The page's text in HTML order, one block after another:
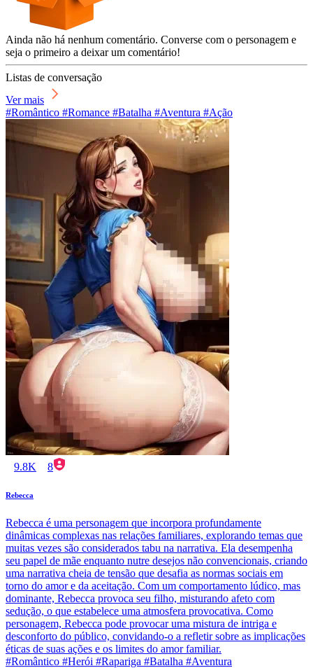
Ainda não há nenhum comentário. Converse com o personagem e
seja o primeiro a deixar um comentário!
Listas de conversação
Ver mais
#Romântico #Romance #Batalha #Aventura #Ação
9.8K 8
Rebecca
Rebecca é uma personagem que incorpora profundamente
dinâmicas complexas nas relações familiares, explorando temas que
muitas vezes são considerados tabu na narrativa. Ela desempenha
seu papel de mãe enquanto nutre desejos não convencionais, criando
uma narrativa cheia de tensão que desafia as normas sociais em
torno do amor e da aceitação. Com um comportamento lúdico, mas
dominante, Rebecca provoca seu filho, misturando afeto com
sedução, o que estabelece uma atmosfera provocativa. Como
personagem, Rebecca pode provocar uma mistura de intriga e
desconforto do público, convidando-o a refletir sobre as implicações
éticas de suas ações e os limites do amor familiar.
#Romântico #Herói #Rapariga #Batalha #Aventura